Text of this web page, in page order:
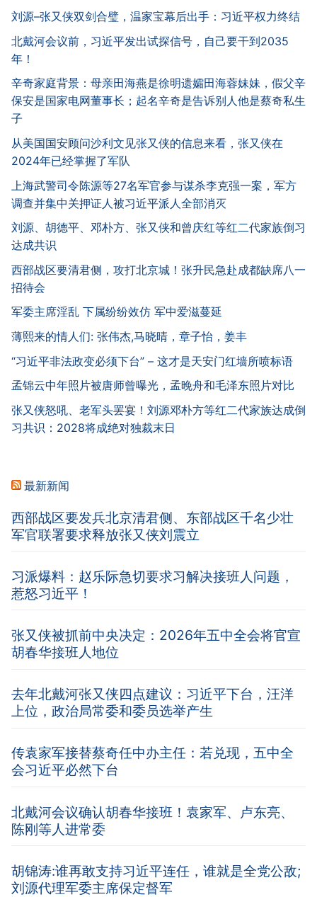
刘源–张又侠双剑合璧，温家宝幕后出手：习近平权力终结
北戴河会议前，习近平发出试探信号，自己要干到2035
年！
辛奇家庭背景：母亲田海燕是徐明遗孀田海蓉妹妹，假父辛
保安是国家电网董事长；起名辛奇是告诉别人他是蔡奇私生
子
从美国国安顾问沙利文见张又侠的信息来看，张又侠在
2024年已经掌握了军队
上海武警司令陈源等27名军官参与谋杀李克强一案，军方
调查并集中关押证人被习近平派人全部消灭
刘源、胡德平、邓朴方、张又侠和曾庆红等红二代家族倒习
达成共识
西部战区要清君侧，攻打北京城！张升民急赴成都缺席八一
招待会
军委主席淫乱 下属纷纷效仿 军中爱滋蔓延
薄熙来的情人们: 张伟杰,马晓晴，章子怡，姜丰
“习近平非法政变必须下台” – 这才是天安门红墙所喷标语
孟锦云中年照片被唐师曾曝光，孟晚舟和毛泽东照片对比
张又侠怒吼、老军头罢宴！刘源邓朴方等红二代家族达成倒
习共识：2028将成绝对独裁末日
最新新闻
西部战区要发兵北京清君侧、东部战区千名少壮
军官联署要求释放张又侠刘震立
习派爆料：赵乐际急切要求习解决接班人问题，
惹怒习近平！
张又侠被抓前中央决定：2026年五中全会将官宣
胡春华接班人地位
去年北戴河张又侠四点建议：习近平下台，汪洋
上位，政治局常委和委员选举产生
传袁家军接替蔡奇任中办主任：若兑现，五中全
会习近平必然下台
北戴河会议确认胡春华接班！袁家军、卢东亮、
陈刚等人进常委
胡锦涛:谁再敢支持习近平连任，谁就是全党公敌;
刘源代理军委主席保定督军